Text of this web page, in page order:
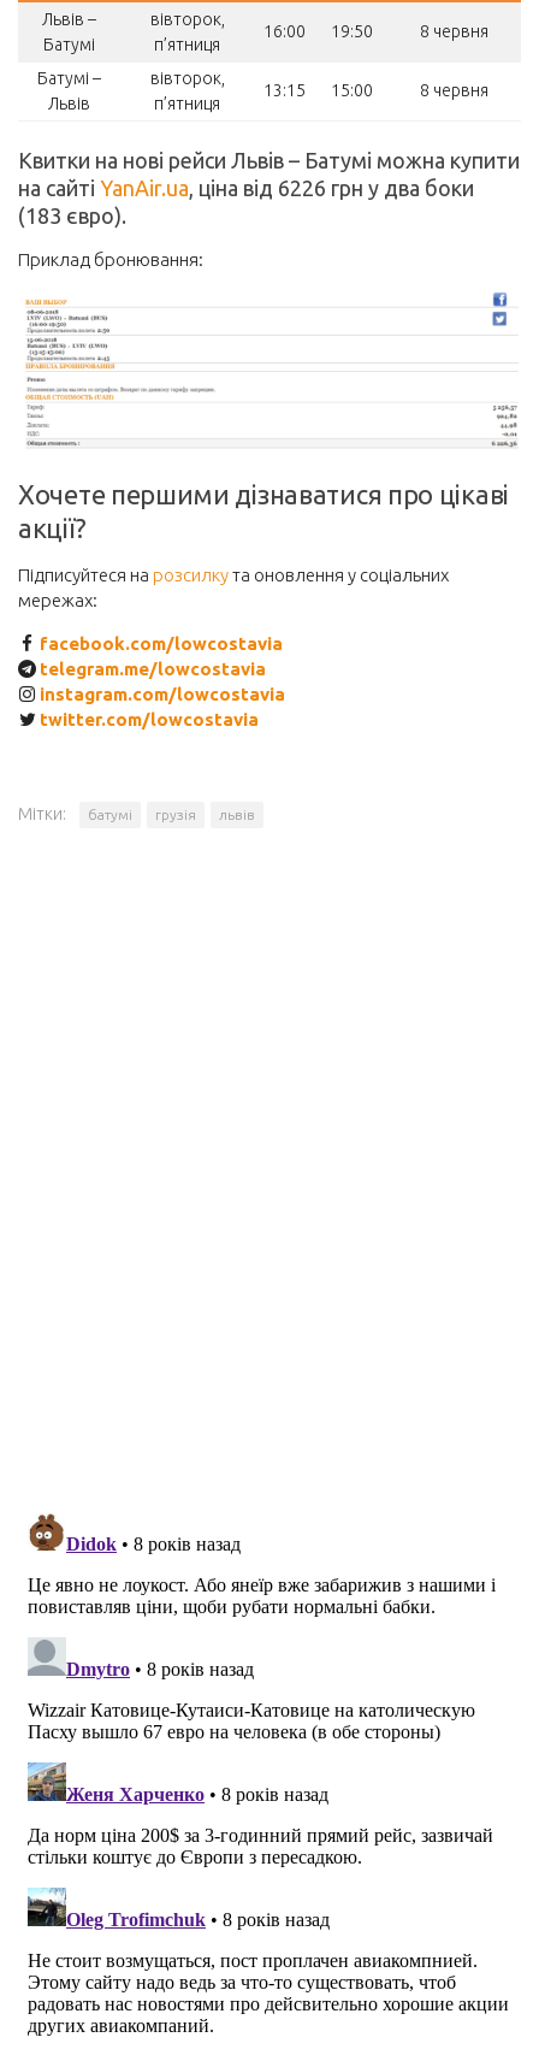
Залізничні квитки
Авто
Страхування
Львів –
Батумі
вівторок,
п’ятниця
16:00 19:50 8 червня
Батумі –
Львів
вівторок,
п’ятниця
13:15 15:00 8 червня
Квитки на нові рейси Львів – Батумі можна купити
на сайті YanAir.ua, ціна від 6226 грн у два боки
(183 євро).
Приклад бронювання:
Хочете першими дізнаватися про цікаві
акції?
Підписуйтеся на розсилкута оновлення у соціальних
мережах:
facebook.com/lowcostavia
telegram.me/lowcostavia
instagram.com/lowcostavia
twitter.com/lowcostavia
Мітки: батумі грузія львів